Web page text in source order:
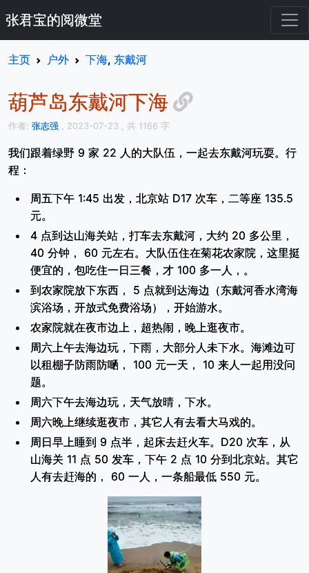
张君宝的阅微堂
主页 户外 下海, 东戴河
葫芦岛东戴河下海
作者: 张志强 , 2023-07-23 , 共 1166 字
我们跟着绿野 9 家 22 人的大队伍，一起去东戴河玩耍。行
程：
周五下午 1:45 出发，北京站 D17 次车，二等座 135.5
元。
4 点到达山海关站，打车去东戴河，大约 20 多公里，
40 分钟， 60 元左右。大队伍住在菊花农家院，这里挺
便宜的，包吃住一日三餐，才 100 多一人，。
到农家院放下东西， 5 点就到达海边（东戴河香水湾海
滨浴场，开放式免费浴场），开始游水。
农家院就在夜市边上，超热闹，晚上逛夜市。
周六上午去海边玩，下雨，大部分人未下水。海滩边可
以租棚子防雨防嗮， 100 元一天， 10 来人一起用没问
题。
周六下午去海边玩，天气放晴，下水。
周六晚上继续逛夜市，其它人有去看大马戏的。
周日早上睡到 9 点半，起床去赶火车。D20 次车，从
山海关 11 点 50 发车，下午 2 点 10 分到北京站。其它
人有去赶海的， 60 一人，一条船最低 550 元。